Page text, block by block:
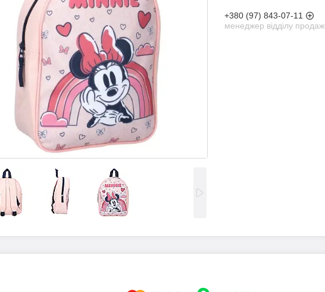
+380 (97) 843-07-11
менеджер відділу